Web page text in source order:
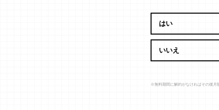
はい
いいえ
※無料期間に解約がなければその後月